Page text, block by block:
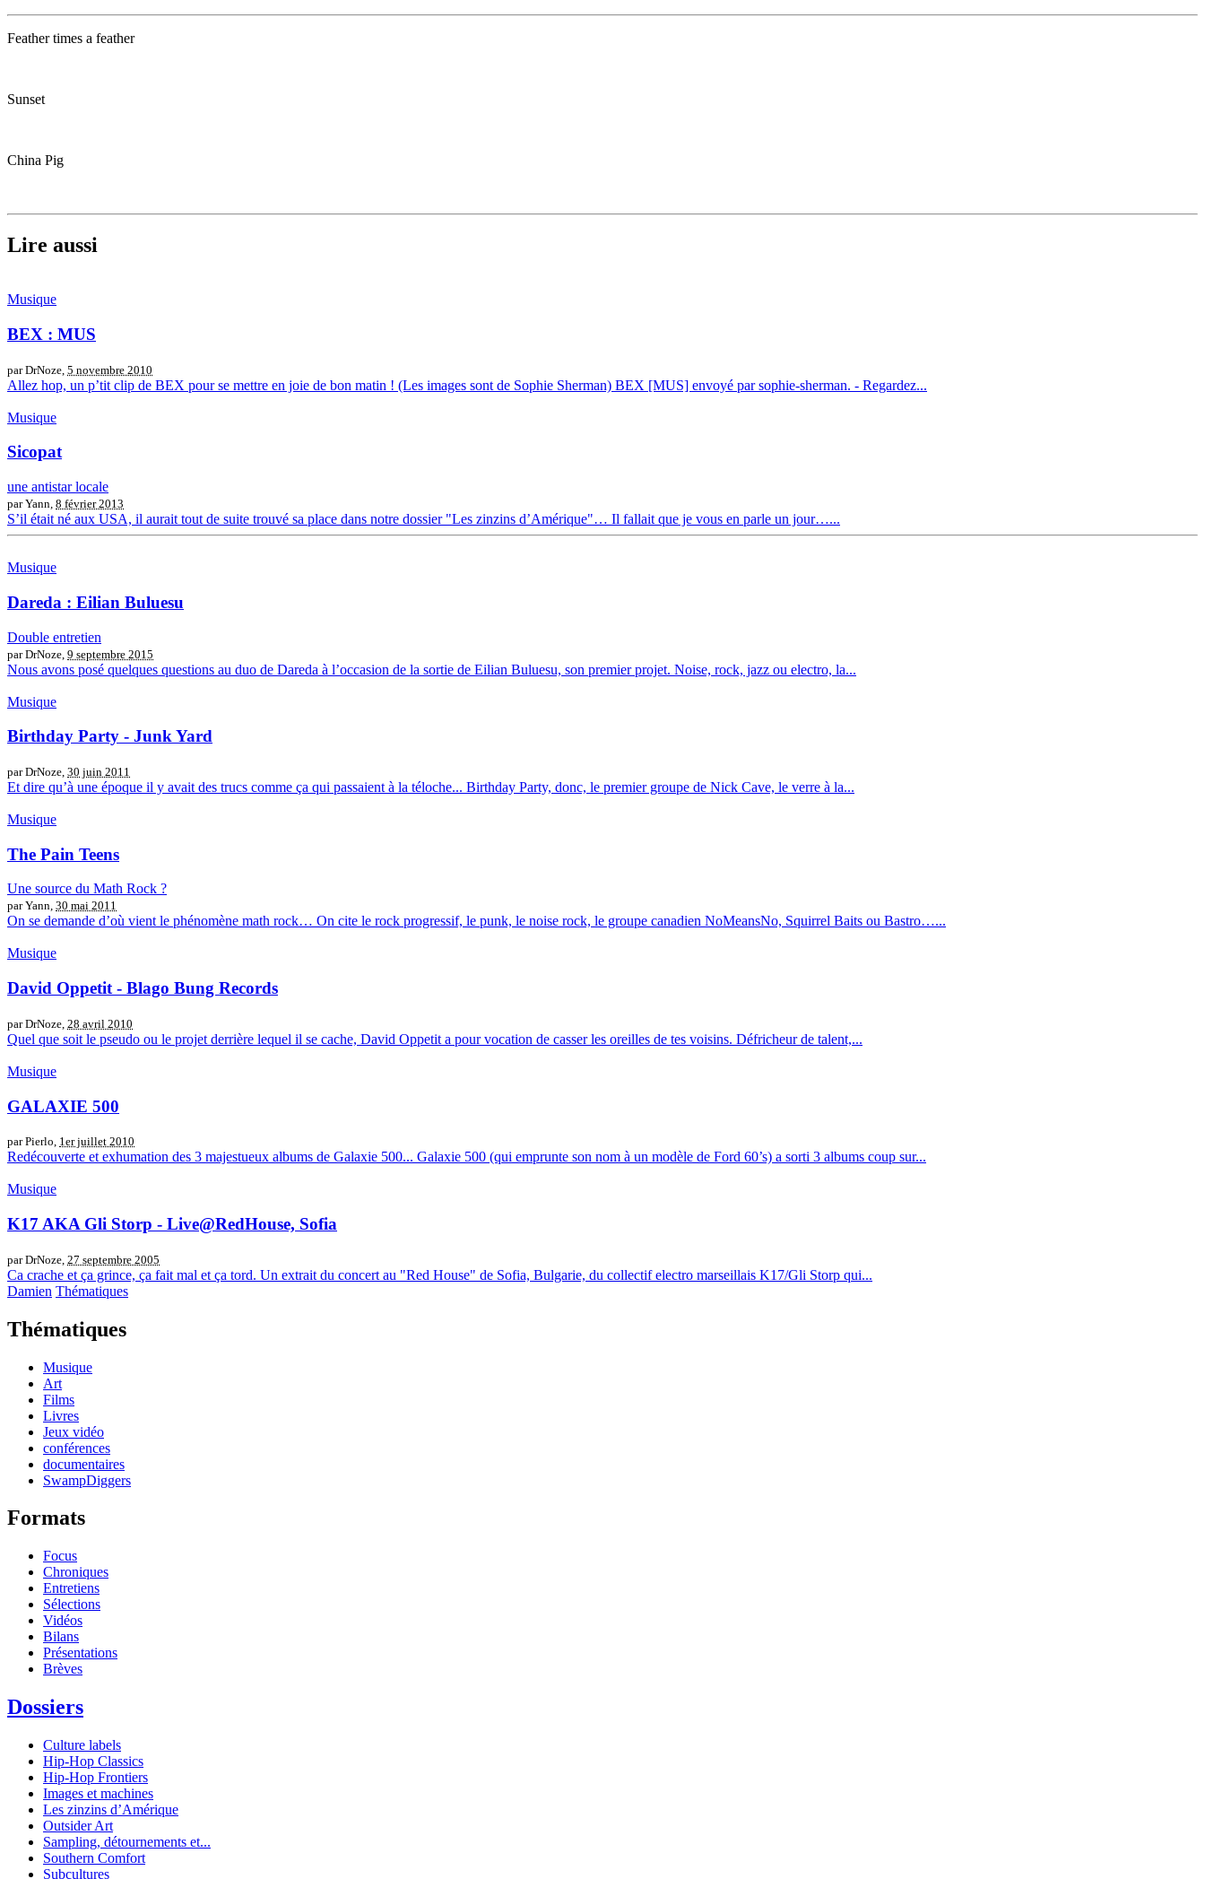
Feather times a feather
Sunset
China Pig
Lire aussi
Musique
BEX : MUS
par DrNoze, 5 novembre 2010
Allez hop, un p’tit clip de BEX pour se mettre en joie de bon matin ! (Les images sont de Sophie Sherman) BEX [MUS] envoyé par sophie-sherman. - Regardez...
Musique
Sicopat
une antistar locale
par Yann, 8 février 2013
S’il était né aux USA, il aurait tout de suite trouvé sa place dans notre dossier "Les zinzins d’Amérique"… Il fallait que je vous en parle un jour…...
Musique
Dareda : Eilian Buluesu
Double entretien
par DrNoze, 9 septembre 2015
Nous avons posé quelques questions au duo de Dareda à l’occasion de la sortie de Eilian Buluesu, son premier projet. Noise, rock, jazz ou electro, la...
Musique
Birthday Party - Junk Yard
par DrNoze, 30 juin 2011
Et dire qu’à une époque il y avait des trucs comme ça qui passaient à la téloche... Birthday Party, donc, le premier groupe de Nick Cave, le verre à la...
Musique
The Pain Teens
Une source du Math Rock ?
par Yann, 30 mai 2011
On se demande d’où vient le phénomène math rock… On cite le rock progressif, le punk, le noise rock, le groupe canadien NoMeansNo, Squirrel Baits ou Bastro…...
Musique
David Oppetit - Blago Bung Records
par DrNoze, 28 avril 2010
Quel que soit le pseudo ou le projet derrière lequel il se cache, David Oppetit a pour vocation de casser les oreilles de tes voisins. Défricheur de talent,...
Musique
GALAXIE 500
par Pierlo, 1er juillet 2010
Redécouverte et exhumation des 3 majestueux albums de Galaxie 500... Galaxie 500 (qui emprunte son nom à un modèle de Ford 60’s) a sorti 3 albums coup sur...
Musique
K17 AKA Gli Storp - Live@RedHouse, Sofia
par DrNoze, 27 septembre 2005
Ca crache et ça grince, ça fait mal et ça tord. Un extrait du concert au "Red House" de Sofia, Bulgarie, du collectif electro marseillais K17/Gli Storp qui...
Damien Thématiques
Thématiques
Musique
Art
Films
Livres
Jeux vidéo
conférences
documentaires
SwampDiggers
Formats
Focus
Chroniques
Entretiens
Sélections
Vidéos
Bilans
Présentations
Brèves
Dossiers
Culture labels
Hip-Hop Classics
Hip-Hop Frontiers
Images et machines
Les zinzins d’Amérique
Outsider Art
Sampling, détournements et...
Southern Comfort
Subcultures